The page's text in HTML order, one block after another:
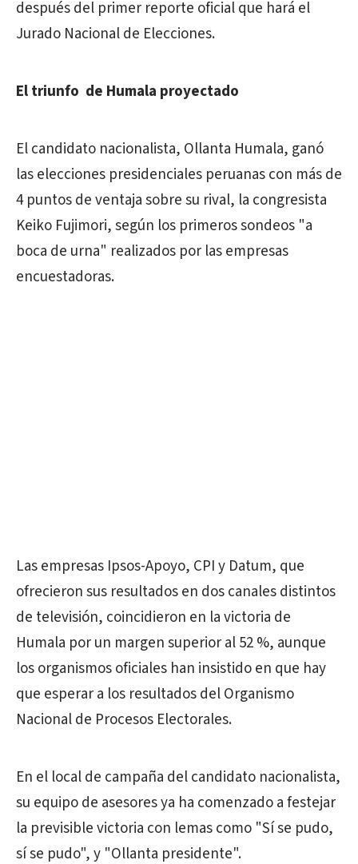
después del primer reporte oficial que hará el
Jurado Nacional de Elecciones.
El triunfo de Humala proyectado
El candidato nacionalista, Ollanta Humala, ganó
las elecciones presidenciales peruanas con más de
4 puntos de ventaja sobre su rival, la congresista
Keiko Fujimori, según los primeros sondeos "a
boca de urna" realizados por las empresas
encuestadoras.
Las empresas Ipsos-Apoyo, CPI y Datum, que
ofrecieron sus resultados en dos canales distintos
de televisión, coincidieron en la victoria de
Humala por un margen superior al 52 %, aunque
los organismos oficiales han insistido en que hay
que esperar a los resultados del Organismo
Nacional de Procesos Electorales.
En el local de campaña del candidato nacionalista,
su equipo de asesores ya ha comenzado a festejar
la previsible victoria con lemas como "Sí se pudo,
sí se pudo", y "Ollanta presidente".